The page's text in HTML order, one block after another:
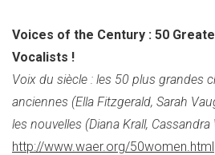
Voices of the Century : 50
Vocalists !
Voix du siècle : les 50 plus grandes
anciennes (Ella Fitzgerald, Sarah
les nouvelles (Diana Krall, Cassandra
http://www.waer.org/50women.html